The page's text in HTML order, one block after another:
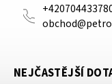
NEJČASTĚJŠÍ